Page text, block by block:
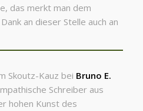
das merkt man dem
an dieser Stelle auch an
Skoutz-Kauz bei Bruno E.
Schreiber aus
hohen Kunst des